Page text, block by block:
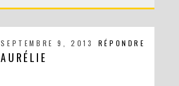
RÉPONDRE
SEPTEMBRE 9, 2013
AURÉLIE